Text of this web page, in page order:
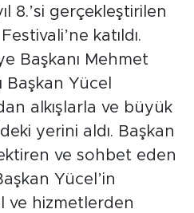
8.’si gerçekleştirilen
katıldı.
Başkanı Mehmet
Başkan Yücel
alkışlarla ve büyük
yerini aldı. Başkan
ve sohbet eden
Yücel’in
ve hizmetlerden